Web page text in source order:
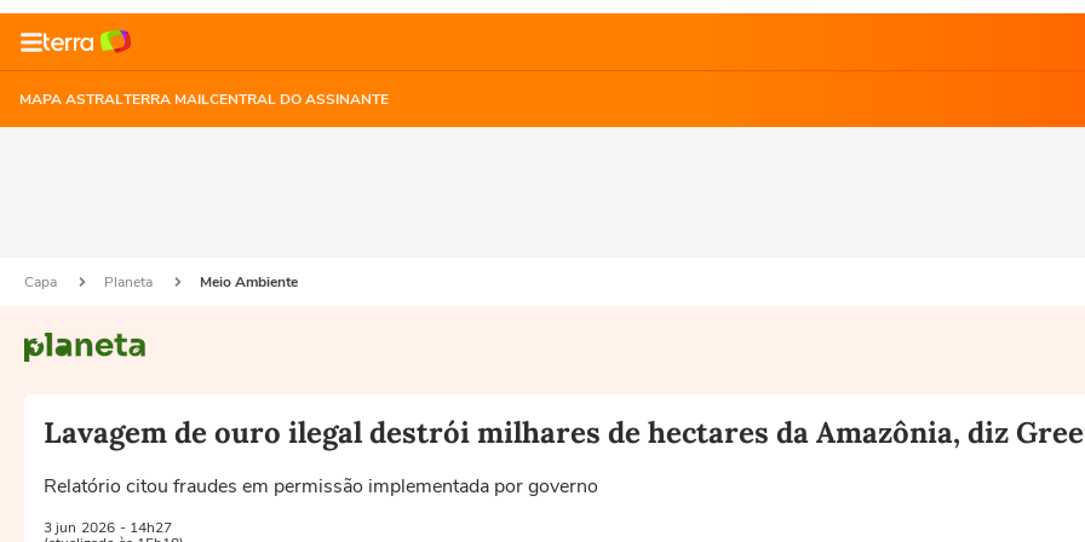
MAPA ASTRALTERRA MAILCENTRAL DO ASSINANTE
Capa Planeta Meio Ambiente
Lavagem de ouro ilegal destrói milhares de hectares da Amazônia, diz
Relatório citou fraudes em permissão implementada por governo
3 jun 2026 - 14h27